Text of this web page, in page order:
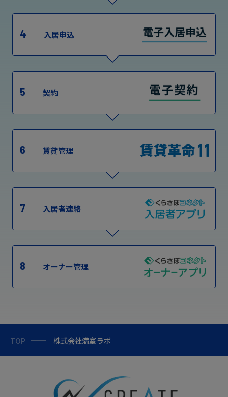
4 入居申込
5 契約
6 賃貸管理
7 入居者連絡
8 オーナー管理
TOP 株式会社満室ラボ